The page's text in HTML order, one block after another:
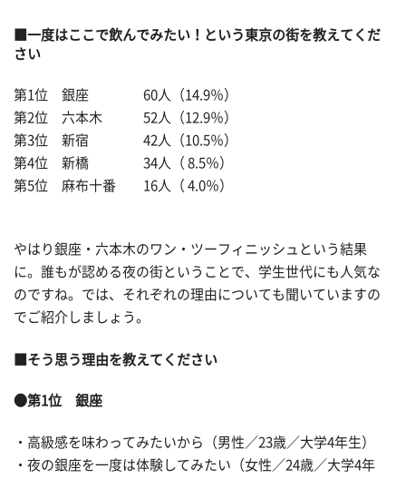
■一度はここで飲んでみたい！という東京の街を教えてくだ
さい
第1位 銀座 60人（14.9％）
第2位 六本木 52人（12.9％）
第3位 新宿 42人（10.5％）
第4位 新橋 34人（ 8.5％）
第5位 麻布十番 16人（ 4.0％）
やはり銀座・六本木のワン・ツーフィニッシュという結果
に。誰もが認める夜の街ということで、学生世代にも人気な
のですね。では、それぞれの理由についても聞いていますの
でご紹介しましょう。
■そう思う理由を教えてください
●第1位 銀座
・高級感を味わってみたいから（男性／23歳／大学4年生）
・夜の銀座を一度は体験してみたい（女性／24歳／大学4年